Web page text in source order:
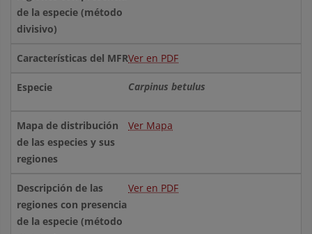
Ver en PDF
Carpinus betulus
Ver Mapa
Ver en PDF